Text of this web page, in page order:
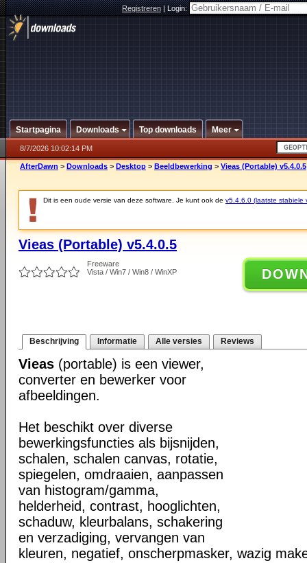
Registreren|Login:
Startpagina Downloads Top downloads Meer
8/7/2026 10:02:14 PM
AfterDawn > Downloads > Desktop > Beeldbewerking > Vieas (Portable) v5.4.0.5
Dit is een oude versie van deze software. Je kunt ook de v5.4.6.0 (laatste stabiele
Vieas (Portable) v5.4.0.5
Freeware
Vista / Win7 / Win8 / WinXP
Beschrijving Informatie Alle versies Reviews
Vieas (portable) is een viewer,
converter en bewerker voor
afbeeldingen.
Het beschikt over diverse
bewerkingsfuncties als bijsnijden,
schalen, schalen canvas, rotatie,
spiegelen, omdraaien, aanpassen
van histogram/gamma,
helderheid, contrast, hooglichten,
schaduw, kleurbalans, schakering
en verzadiging, vervangen van
kleuren, negatief, onscherpmasker, wazig